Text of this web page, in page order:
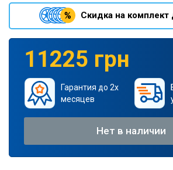
Скидка на комплект
11225 грн
Гарантия до 2х
месяцев
Нет в наличии